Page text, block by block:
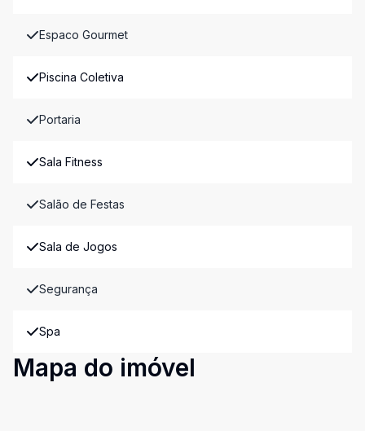
Espaco Gourmet
Piscina Coletiva
Portaria
Sala Fitness
Salão de Festas
Sala de Jogos
Segurança
Spa
Mapa do imóvel